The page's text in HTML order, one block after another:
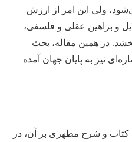
ولی این امر از ارزش
و براهین عقلی و فلسفی،
در همین مقاله، بحث
نیز به پایان جهان آمده
و شرح مطهری بر آن، در